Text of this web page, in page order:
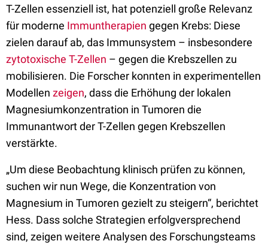
T-Zellen essenziell ist, hat potenziell große Relevanz
für moderne Immuntherapien gegen Krebs: Diese
zielen darauf ab, das Immunsystem – insbesondere
zytotoxische T-Zellen – gegen die Krebszellen zu
mobilisieren. Die Forscher konnten in experimentellen
Modellen zeigen, dass die Erhöhung der lokalen
Magnesiumkonzentration in Tumoren die
Immunantwort der T-Zellen gegen Krebszellen
verstärkte.
„Um diese Beobachtung klinisch prüfen zu können,
suchen wir nun Wege, die Konzentration von
Magnesium in Tumoren gezielt zu steigern“, berichtet
Hess. Dass solche Strategien erfolgversprechend
sind, zeigen weitere Analysen des Forschungsteams